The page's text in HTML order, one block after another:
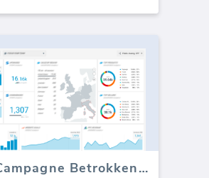
ActieveCampagne Betrokkenheid